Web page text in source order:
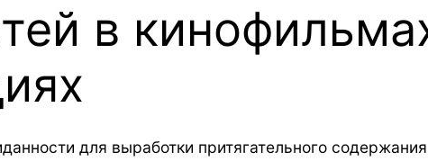
в
для выработки притягательного